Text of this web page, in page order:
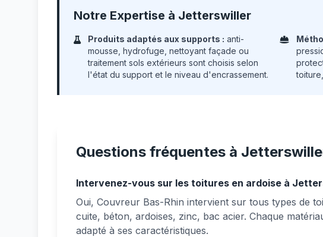
Notre Expertise à Jetterswiller
Produits adaptés aux supports : anti-
mousse, hydrofuge, nettoyant façade ou
traitement sols extérieurs sont choisis selon
l'état du support et le niveau d'encrassement.
Questions fréquentes à
Intervenez-vous sur les toitures en ardoise à
Oui, Couvreur Bas-Rhin intervient sur tous types de
cuite, béton, ardoises, zinc, bac acier. Chaque
adapté à ses caractéristiques.